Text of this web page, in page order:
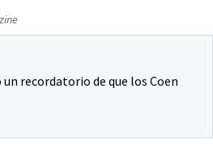
un recordatorio de que los Coen